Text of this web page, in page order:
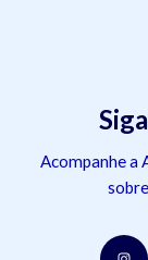
Acompanhe a